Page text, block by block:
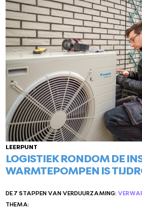
LEERPUNT
LOGISTIEK RONDOM DE
WARMTEPOMPEN IS
DE 7 STAPPEN VAN VERDUURZAMING:
THEMA: